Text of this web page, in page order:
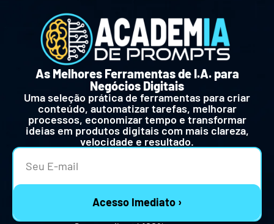
As Melhores Ferramentas de I.A. para
Negócios Digitais
Uma seleção prática de ferramentas para criar
conteúdo, automatizar tarefas, melhorar
processos, economizar tempo e transformar
ideias em produtos digitais com mais clareza,
velocidade e resultado.
Acesso Imediato ›